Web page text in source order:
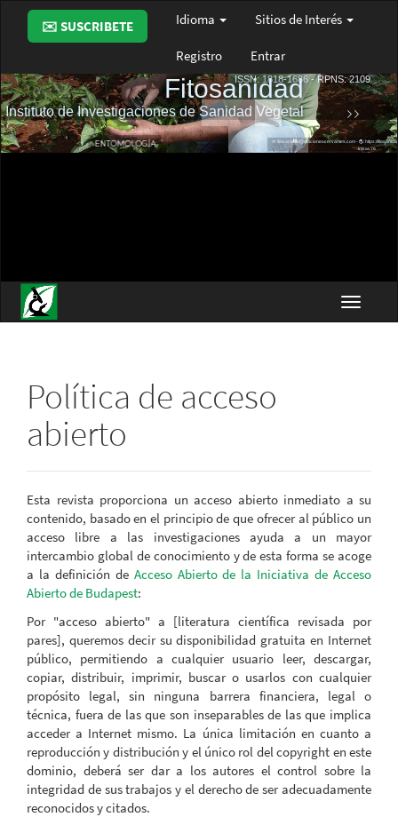
Navegación
principal
Contenido
Barra
lateral
✉️ SUSCRIBETE Idioma Sitios de Interés
Registro Entrar
Toggle
Política de acceso
abierto
Esta revista proporciona un acceso abierto inmediato a su
contenido, basado en el principio de que ofrecer al público un
acceso libre a las investigaciones ayuda a un mayor
intercambio global de conocimiento y de esta forma se acoge
a la definición de Acceso Abierto de la Iniciativa de Acceso
Abierto de Budapest:
Por "acceso abierto" a [literatura científica revisada por
pares], queremos decir su disponibilidad gratuita en Internet
público, permitiendo a cualquier usuario leer, descargar,
copiar, distribuir, imprimir, buscar o usarlos con cualquier
propósito legal, sin ninguna barrera financiera, legal o
técnica, fuera de las que son inseparables de las que implica
acceder a Internet mismo. La única limitación en cuanto a
reproducción y distribución y el único rol del copyright en este
dominio, deberá ser dar a los autores el control sobre la
integridad de sus trabajos y el derecho de ser adecuadamente
reconocidos y citados.